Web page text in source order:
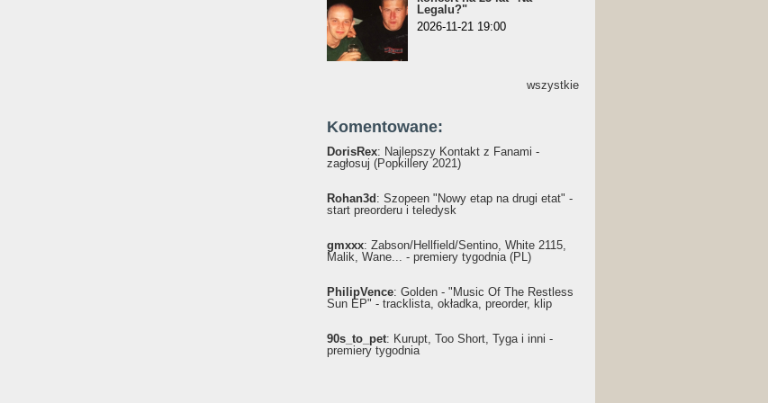
Legalu?"
2026-11-21 19:00
wszystkie
Komentowane:
DorisRex: Najlepszy Kontakt z Fanami -
zagłosuj (Popkillery 2021)
Rohan3d : Szopeen "Nowy etap na drugi etat" -
start preorderu i teledysk
gmxxx: Żabson/Hellfield/Sentino, White 2115,
Malik, Wane... - premiery tygodnia (PL)
PhilipVence: Golden - "Music Of The Restless
Sun EP" - tracklista, okładka, preorder, klip
90s_to_pet: Kurupt, Too Short, Tyga i inni -
premiery tygodnia